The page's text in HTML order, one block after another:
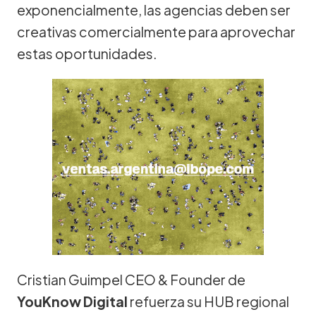
exponencialmente, las agencias deben ser
creativas comercialmente para aprovechar
estas oportunidades.
Cristian Guimpel CEO & Founder de
YouKnow Digital refuerza su HUB regional